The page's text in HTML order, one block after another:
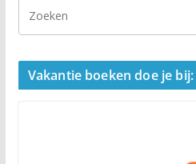
Vakantie boeken doe je bij: